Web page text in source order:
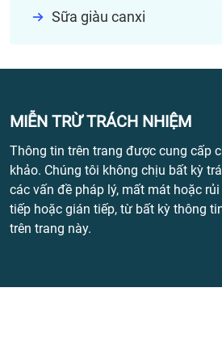
Sữa giàu canxi
MIỄN TRỪ TRÁCH NHIỆM
Thông tin trên trang được cung cấp
khảo. Chúng tôi không chịu bất kỳ
các vấn đề pháp lý, mất mát hoặc
tiếp hoặc gián tiếp, từ bất kỳ thông
trên trang này.